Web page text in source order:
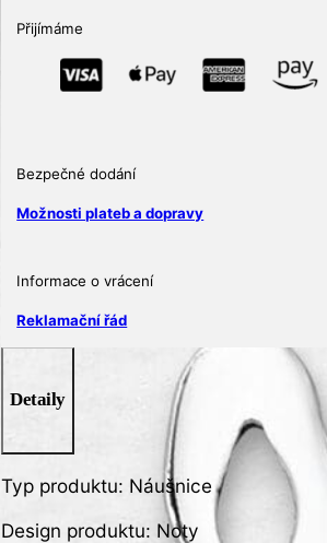
množství
Přijímáme
Bezpečné dodání
Možnosti plateb a dopravy
Informace o vrácení
Reklamační řád
Detaily
Typ produktu: Náušnice
Design produktu: Noty